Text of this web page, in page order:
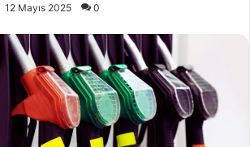
12 Mayıs 2025 0